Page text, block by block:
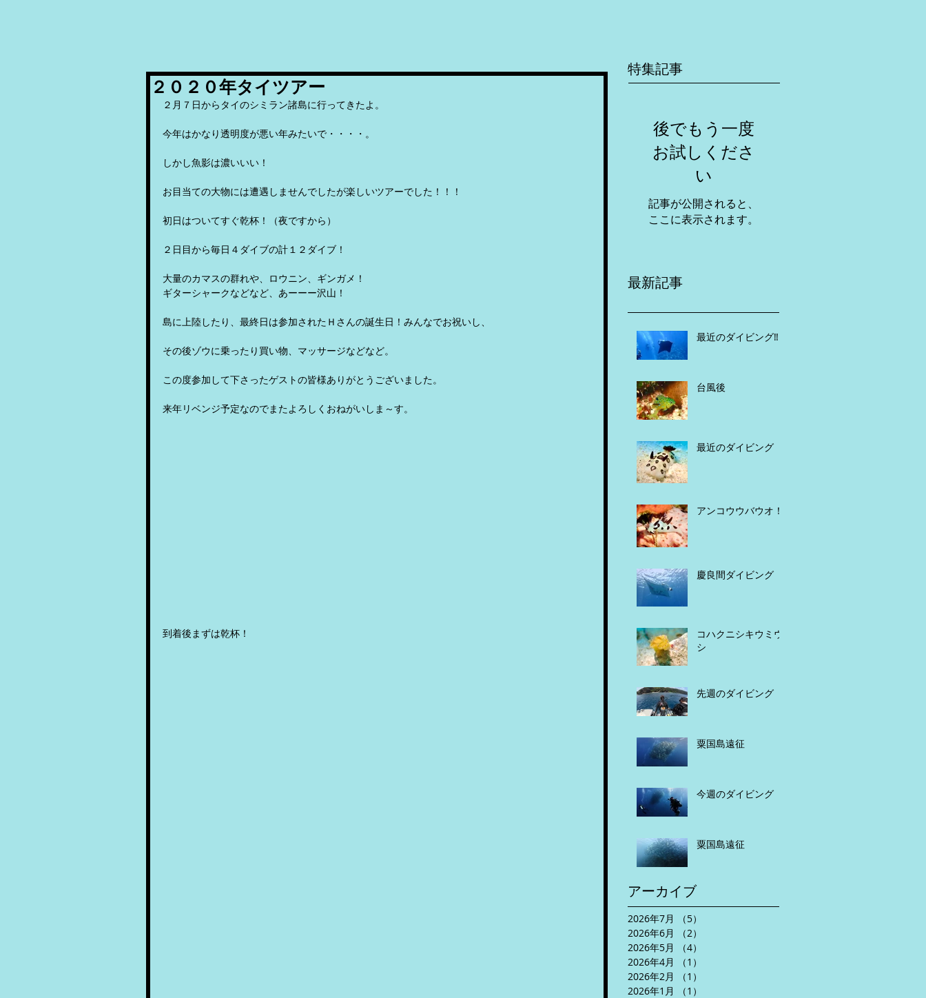
２０２０年タイツアー
２月７日からタイのシミラン諸島に行ってきたよ。
今年はかなり透明度が悪い年みたいで・・・・。
しかし魚影は濃いいい！
お目当ての大物には遭遇しませんでしたが楽しいツアーでした！！！
初日はついてすぐ乾杯！（夜ですから）
２日目から毎日４ダイブの計１２ダイブ！
大量のカマスの群れや、ロウニン、ギンガメ！
ギターシャークなどなど、あーーー沢山！
島に上陸したり、最終日は参加されたＨさんの誕生日！みんなでお祝いし、
その後ゾウに乗ったり買い物、マッサージなどなど。
この度参加して下さったゲストの皆様ありがとうございました。
来年リベンジ予定なのでまたよろしくおねがいしま～す。
到着後まずは乾杯！
特集記事
後でもう一度
お試しくださ
い
記事が公開されると、
ここに表示されます。
最新記事
最近のダイビング‼️
台風後
最近のダイビング
アンコウウバウオ！
慶良間ダイビング
コハクニシキウミウ
シ
先週のダイビング
粟国島遠征
今週のダイビング
粟国島遠征
アーカイブ
2026年7月 （5）
2026年6月
（2）
2026年5月
（4）
2026年4月
（1）
2026年2月
（1）
2026年1月
（1）